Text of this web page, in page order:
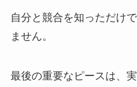
自分と競合を知っただけ
ません。
最後の重要なピースは、